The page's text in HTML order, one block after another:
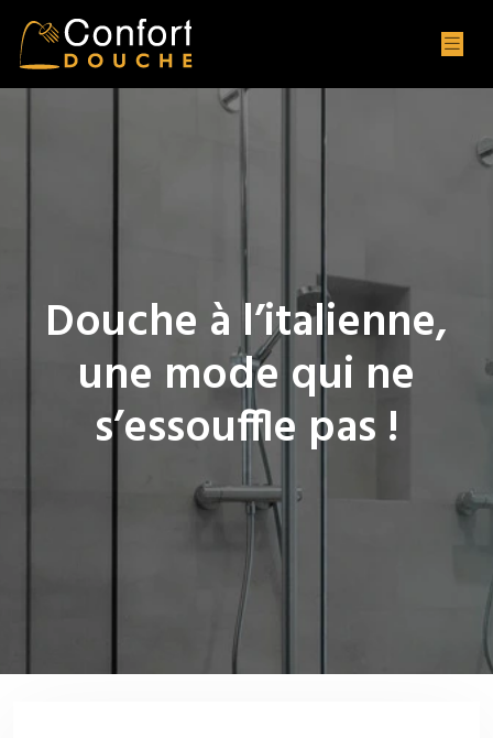
Douche à l’italienne,
une mode qui ne
s’essouffle pas !